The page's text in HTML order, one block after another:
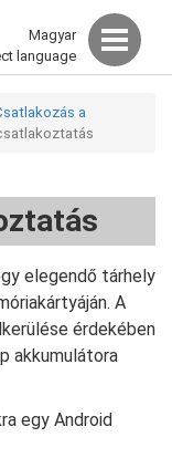
Magyar
language
a
elegendő tárhely
A
érdekében
akkumulátora
egy Android